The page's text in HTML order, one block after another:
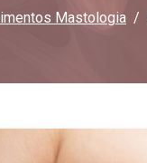
Mastologia